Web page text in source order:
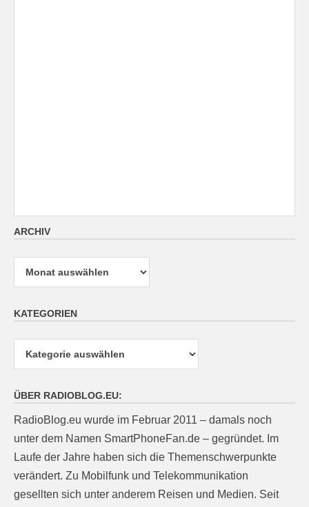
ARCHIV
Archiv
KATEGORIEN
ÜBER RADIOBLOG.EU:
RadioBlog.eu wurde im Februar 2011 – damals noch
unter dem Namen SmartPhoneFan.de – gegründet. Im
Laufe der Jahre haben sich die Themenschwerpunkte
verändert. Zu Mobilfunk und Telekommunikation
gesellten sich unter anderem Reisen und Medien. Seit